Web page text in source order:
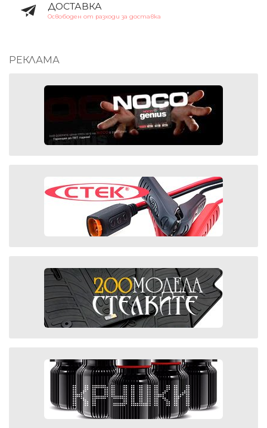
ДОСТАВКА
Освободен от разходи за доставка
РЕКЛАМА